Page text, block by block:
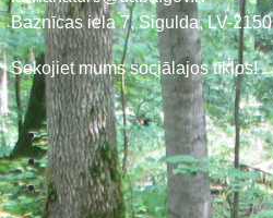
Baznīcas iela 7, Sigulda, LV-2150
Sekojiet mums sociālajos tīklos!